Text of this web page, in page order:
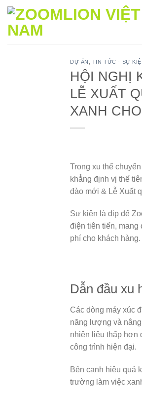
Bỏ
DỰ ÁN TIN TỨC - SỰ
HỘI NGHỊ
LỄ XUẤT
XANH
Trong xu thế
khẳng định vị thế
đào mới & Lễ Xuất
Sự kiện là dịp để
điện tiên tiến,
phí cho khách hàng.
Dẫn đầu xu
Các dòng máy xúc
năng lượng và
nhiên liệu thấp hơn
công trình hiện đại.
Bên cạnh hiệu quả
trường làm việc